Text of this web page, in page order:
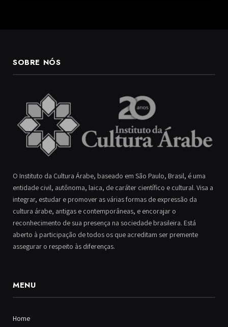
SOBRE NÓS
O Instituto da Cultura Árabe, baseado em São Paulo, Brasil, é uma
entidade civil, autônoma, laica, de caráter científico e cultural. Visa a
integrar, estudar e promover as várias formas de expressão da
cultura árabe, antigas e contemporâneas, e encorajar o
reconhecimento de sua presença na sociedade brasileira. Está
aberto à participação de todos os que acreditam ser premente
assegurar o respeito às diferenças.
MENU
Home